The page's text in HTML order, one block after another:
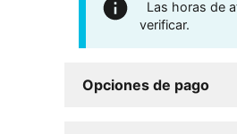
Las horas de
verificar.
Opciones de pago